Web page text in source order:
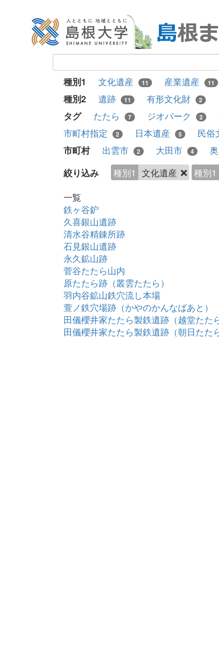
種別1 文化遺産 11 産業遺産 11
種別2 遺跡 11 有形文化財 2
タグ たたら 7 ジオパーク 2
市町村指定
2 日本遺産 5
民俗
市町村
出雲市 2 大田市 4
絞り込み
種別1 文化遺産
種別1
一覧
鉄ヶ谷鈩
久喜銀山遺跡
清水谷精錬所跡
石見銀山遺跡
永久鉱山跡
菅谷たたら山内
原たたら跡（叢雲たたら）
羽内谷鉱山鉄穴流し本場
萱ノ鉄穴場跡（かやのかんなばあと）
田儀櫻井家たたら製鉄遺跡（越堂たた
田儀櫻井家たたら製鉄遺跡（朝日たた